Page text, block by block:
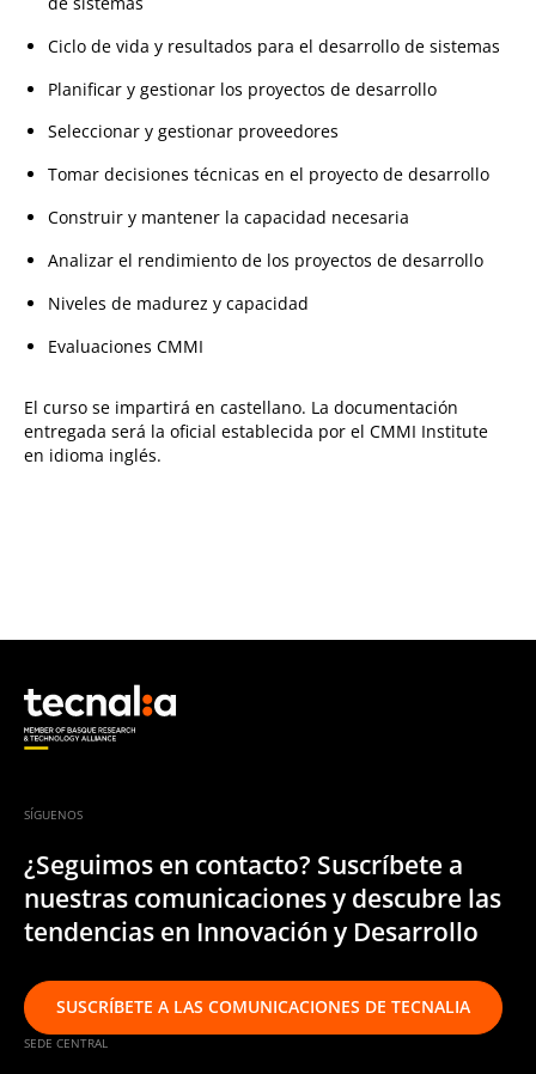
Ciclo de vida y resultados para el desarrollo de sistemas
Planificar y gestionar los proyectos de desarrollo
Seleccionar y gestionar proveedores
Tomar decisiones técnicas en el proyecto de desarrollo
Construir y mantener la capacidad necesaria
Analizar el rendimiento de los proyectos de desarrollo
Niveles de madurez y capacidad
Evaluaciones CMMI
El curso se impartirá en castellano. La documentación
entregada será la oficial establecida por el CMMI Institute
en idioma inglés.
SÍGUENOS
¿Seguimos en contacto? Suscríbete a
nuestras comunicaciones y descubre las
tendencias en Innovación y Desarrollo
SUSCRÍBETE A LAS COMUNICACIONES DE TECNALIA
SEDE CENTRAL